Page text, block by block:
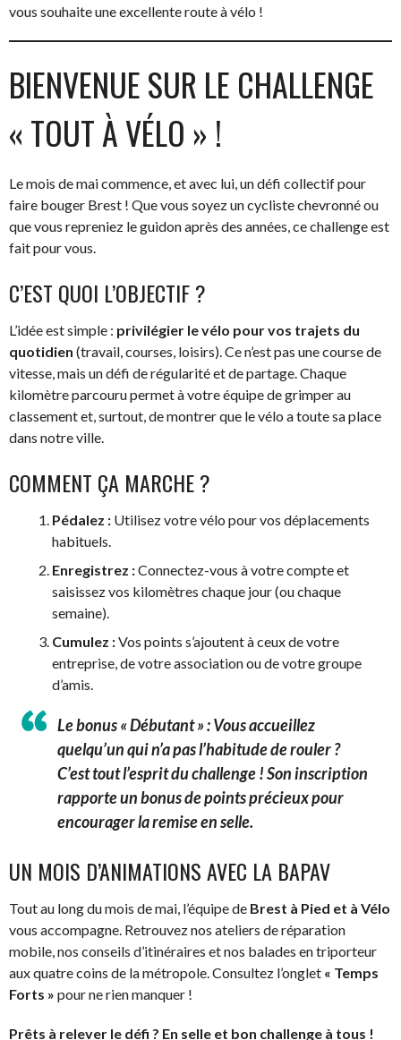
vous souhaite une excellente route à vélo !
BIENVENUE SUR LE CHALLENGE
« TOUT À VÉLO » !
Le mois de mai commence, et avec lui, un défi collectif pour
faire bouger Brest ! Que vous soyez un cycliste chevronné ou
que vous repreniez le guidon après des années, ce challenge est
fait pour vous.
C’EST QUOI L’OBJECTIF ?
L’idée est simple : privilégier le vélo pour vos trajets du
quotidien (travail, courses, loisirs). Ce n’est pas une course de
vitesse, mais un défi de régularité et de partage. Chaque
kilomètre parcouru permet à votre équipe de grimper au
classement et, surtout, de montrer que le vélo a toute sa place
dans notre ville.
COMMENT ÇA MARCHE ?
Pédalez : Utilisez votre vélo pour vos déplacements
habituels.
Enregistrez :Connectez-vous à votre compte et
saisissez vos kilomètres chaque jour (ou chaque
semaine).
Cumulez :Vos points s’ajoutent à ceux de votre
entreprise, de votre association ou de votre groupe
d’amis.
Le bonus « Débutant » :Vous accueillez
quelqu’un qui n’a pas l’habitude de rouler ?
C’est tout l’esprit du challenge ! Son inscription
rapporte un bonus de points précieux pour
encourager la remise en selle.
UN MOIS D’ANIMATIONS AVEC LA BAPAV
Tout au long du mois de mai, l’équipe de Brest à Pied et à Vélo
vous accompagne. Retrouvez nos ateliers de réparation
mobile, nos conseils d’itinéraires et nos balades en triporteur
aux quatre coins de la métropole. Consultez l’onglet « Temps
Forts » pour ne rien manquer !
Prêts à relever le défi ? En selle et bon challenge à tous !